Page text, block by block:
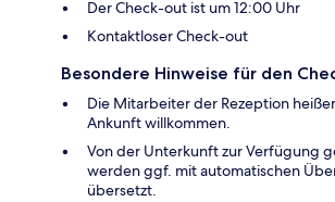
Der Check-out ist um 12:00 Uhr
Kontaktloser Check-out
Besondere Hinweise für den
Die Mitarbeiter der Rezeption
Ankunft willkommen.
Von der Unterkunft zur Verfügung
werden ggf. mit automatischen
übersetzt.